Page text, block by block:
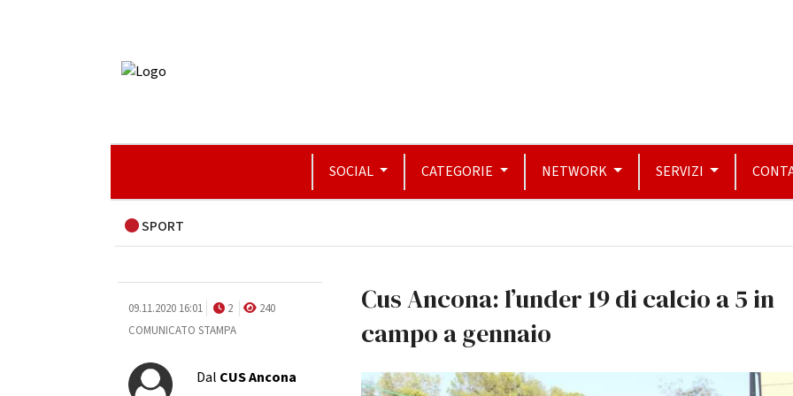
SOCIAL CATEGORIE NETWORK SERVIZI
SPORT
09.11.2020 16:01 2
240
COMUNICATO STAMPA
Dal CUS Ancona
Cus Ancona: l’under 19 di calcio a 5 in
campo a gennaio